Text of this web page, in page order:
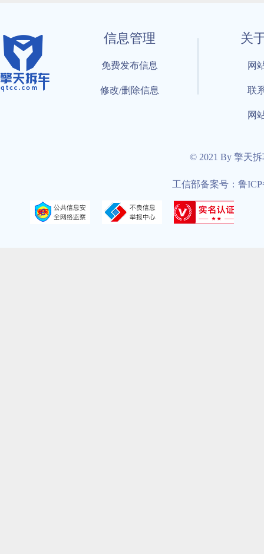
信息管理
免费发布信息
修改/删除信息
关
网
联
网
© 2021 By 擎天
工信部备案号：鲁